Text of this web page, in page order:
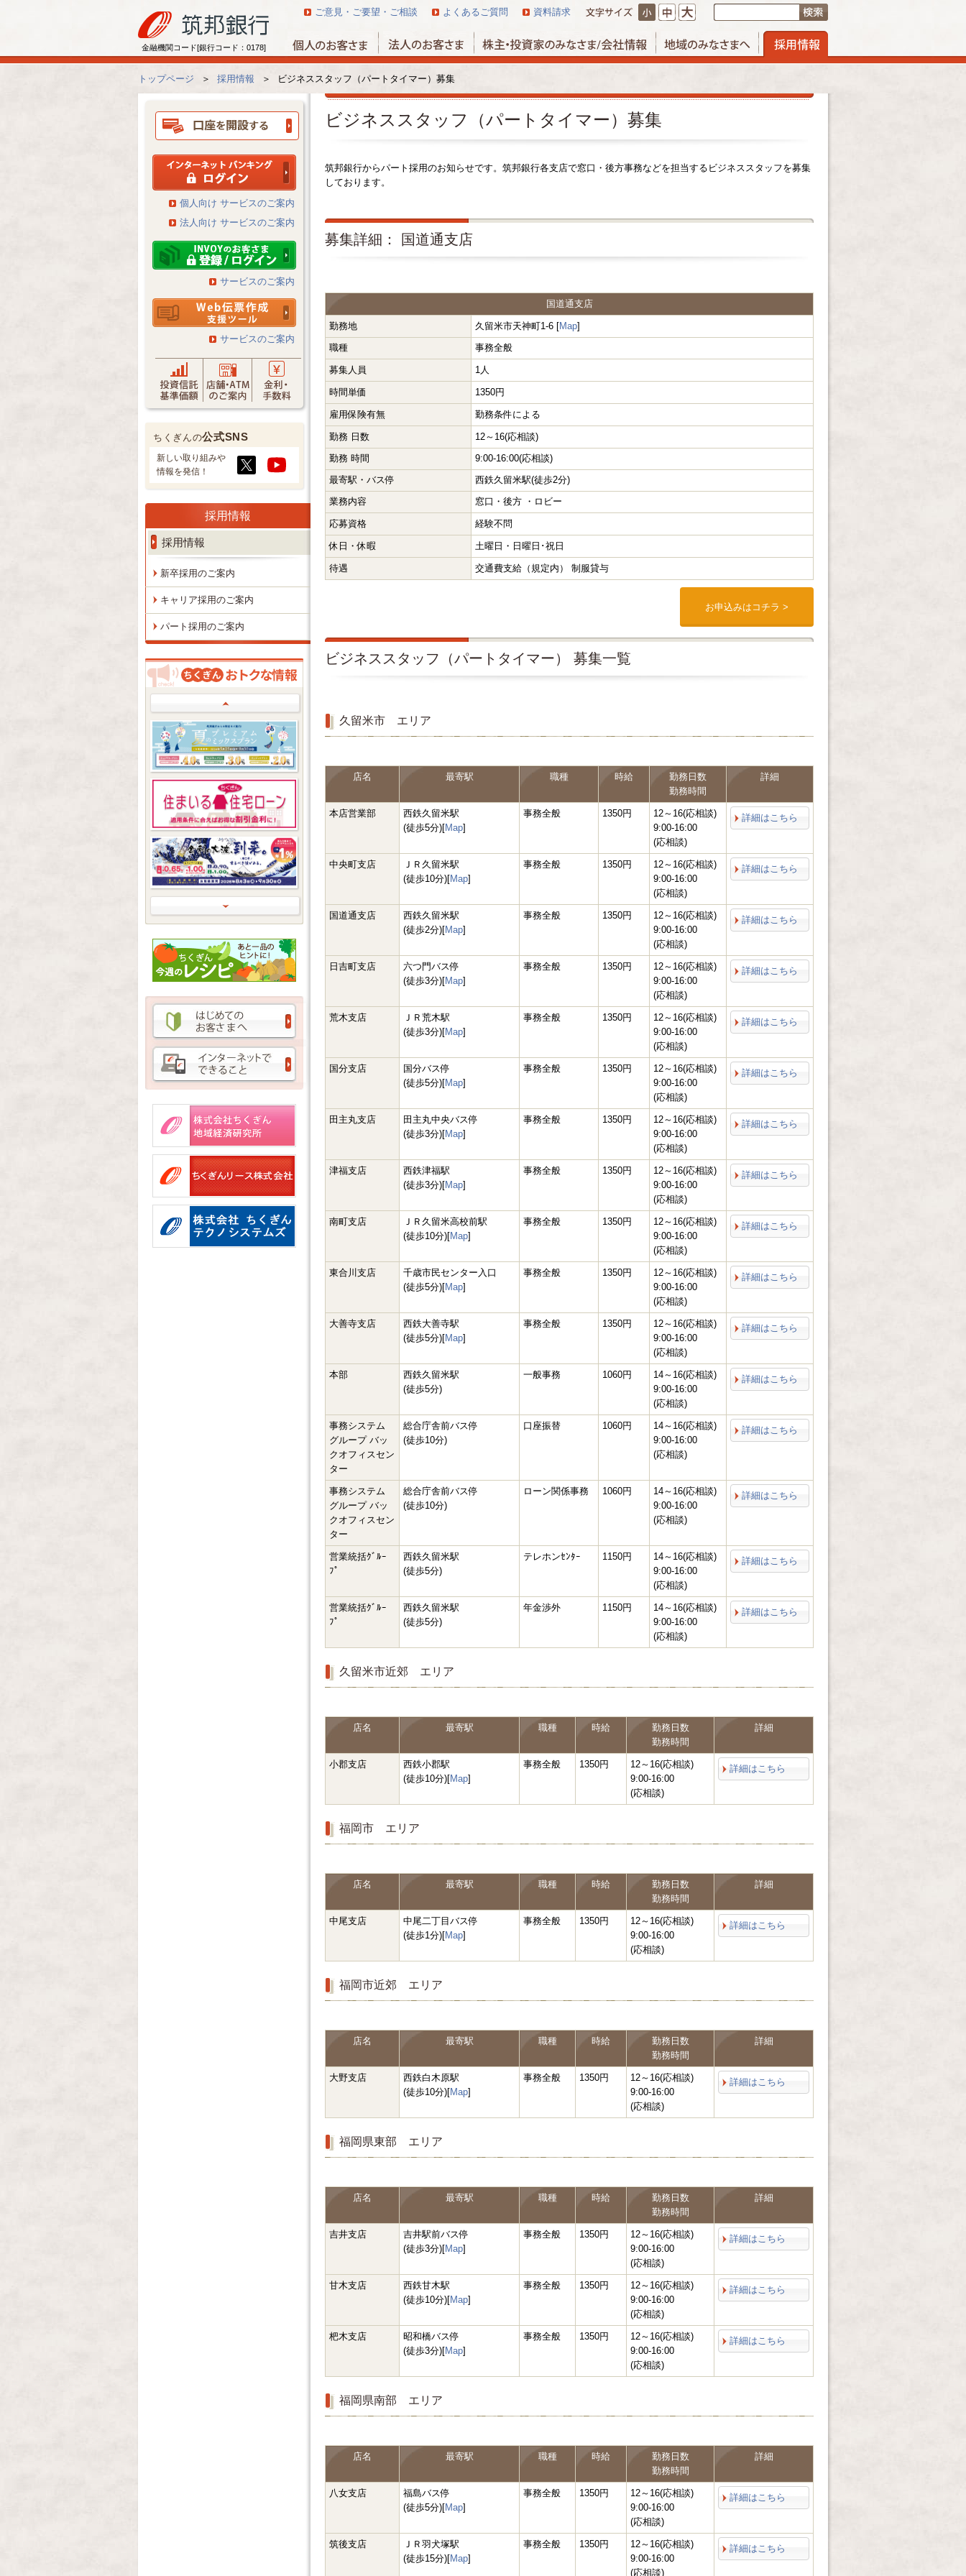
金融機関コード[銀行コード：0178]
資料請求
よくあるご質問
ご意見・ご要望・ご相談
トップページ ＞ 採用情報 ＞ ビジネススタッフ（パートタイマー）募集
個人向け サービスのご案内
法人向け サービスのご案内
サービスのご案内
サービスのご案内
ちくぎんの公式SNS
新しい取り組みや
情報を発信！
採用情報
採用情報
新卒採用のご案内
キャリア採用のご案内
パート採用のご案内
Next
ビジネススタッフ（パートタイマー）募集
筑邦銀行からパート採用のお知らせです。筑邦銀行各支店で窓口・後方事務などを担当するビジネススタッフを募集
しております。
募集詳細： 国道通支店
国道通支店
勤務地 久留米市天神町1-6 [Map]
職種
事務全般
募集人員 1人
時間単価 1350円
雇用保険有無 勤務条件による
勤務 日数
12～16(応相談)
勤務 時間
9:00-16:00(応相談)
最寄駅・バス停
西鉄久留米駅(徒歩2分)
業務内容
窓口・後方 ・ロビー
応募資格 経験不問
休日・休暇 土曜日・日曜日･祝日
待遇 交通費支給（規定内） 制服貸与
お申込みはコチラ >
ビジネススタッフ（パートタイマー） 募集一覧
久留米市 エリア
店名 最寄駅 職種 時給
勤務日数
勤務時間
詳細
本店営業部
西鉄久留米駅
(徒歩5分)[Map]
事務全般 1350円
12～16(応相談)
9:00-16:00
(応相談)
詳細はこちら
中央町支店
ＪＲ久留米駅
(徒歩10分)[Map]
事務全般 1350円
12～16(応相談)
9:00-16:00
(応相談)
詳細はこちら
国道通支店
西鉄久留米駅
(徒歩2分)[Map]
事務全般 1350円
12～16(応相談)
9:00-16:00
(応相談)
詳細はこちら
日吉町支店
六つ門バス停
(徒歩3分)[Map]
事務全般 1350円
12～16(応相談)
9:00-16:00
(応相談)
詳細はこちら
荒木支店
ＪＲ荒木駅
(徒歩3分)[Map]
事務全般 1350円
12～16(応相談)
9:00-16:00
(応相談)
詳細はこちら
国分支店
国分バス停
(徒歩5分)[Map]
事務全般 1350円
12～16(応相談)
9:00-16:00
(応相談)
詳細はこちら
田主丸支店
田主丸中央バス停
(徒歩3分)[Map]
事務全般 1350円
12～16(応相談)
9:00-16:00
(応相談)
詳細はこちら
津福支店
西鉄津福駅
(徒歩3分)[Map]
事務全般 1350円
12～16(応相談)
9:00-16:00
(応相談)
詳細はこちら
南町支店
ＪＲ久留米高校前駅
(徒歩10分)[Map]
事務全般 1350円
12～16(応相談)
9:00-16:00
(応相談)
詳細はこちら
東合川支店
千歳市民センター入口
(徒歩5分)[Map]
事務全般 1350円
12～16(応相談)
9:00-16:00
(応相談)
詳細はこちら
大善寺支店
西鉄大善寺駅
(徒歩5分)[Map]
事務全般 1350円
12～16(応相談)
9:00-16:00
(応相談)
詳細はこちら
本部
西鉄久留米駅
(徒歩5分)
一般事務 1060円
14～16(応相談)
9:00-16:00
(応相談)
詳細はこちら
事務システム
グループ バッ
クオフィスセン
ター
総合庁舎前バス停
(徒歩10分)
口座振替 1060円
14～16(応相談)
9:00-16:00
(応相談)
詳細はこちら
事務システム
グループ バッ
クオフィスセン
ター
総合庁舎前バス停
(徒歩10分)
ローン関係事務 1060円
14～16(応相談)
9:00-16:00
(応相談)
詳細はこちら
営業統括ｸﾞﾙｰ
ﾌﾟ
西鉄久留米駅
(徒歩5分)
テレホンｾﾝﾀｰ 1150円
14～16(応相談)
9:00-16:00
(応相談)
詳細はこちら
営業統括ｸﾞﾙｰ
ﾌﾟ
西鉄久留米駅
(徒歩5分)
年金渉外 1150円
14～16(応相談)
9:00-16:00
(応相談)
詳細はこちら
久留米市近郊 エリア
店名 最寄駅 職種 時給
勤務日数
勤務時間
詳細
小郡支店
西鉄小郡駅
(徒歩10分)[Map]
事務全般 1350円
12～16(応相談)
9:00-16:00
(応相談)
詳細はこちら
福岡市 エリア
店名 最寄駅 職種 時給
勤務日数
勤務時間
詳細
中尾支店
中尾二丁目バス停
(徒歩1分)[Map]
事務全般 1350円
12～16(応相談)
9:00-16:00
(応相談)
詳細はこちら
福岡市近郊 エリア
店名 最寄駅 職種 時給
勤務日数
勤務時間
詳細
大野支店
西鉄白木原駅
(徒歩10分)[Map]
事務全般 1350円
12～16(応相談)
9:00-16:00
(応相談)
詳細はこちら
福岡県東部 エリア
店名 最寄駅 職種 時給
勤務日数
勤務時間
詳細
吉井支店
吉井駅前バス停
(徒歩3分)[Map]
事務全般 1350円
12～16(応相談)
9:00-16:00
(応相談)
詳細はこちら
甘木支店
西鉄甘木駅
(徒歩10分)[Map]
事務全般 1350円
12～16(応相談)
9:00-16:00
(応相談)
詳細はこちら
杷木支店
昭和橋バス停
(徒歩3分)[Map]
事務全般 1350円
12～16(応相談)
9:00-16:00
(応相談)
詳細はこちら
福岡県南部 エリア
店名 最寄駅 職種 時給
勤務日数
勤務時間
詳細
八女支店
福島バス停
(徒歩5分)[Map]
事務全般 1350円
12～16(応相談)
9:00-16:00
(応相談)
詳細はこちら
筑後支店
ＪＲ羽犬塚駅
(徒歩15分)[Map]
事務全般 1350円
12～16(応相談)
9:00-16:00
(応相談)
詳細はこちら